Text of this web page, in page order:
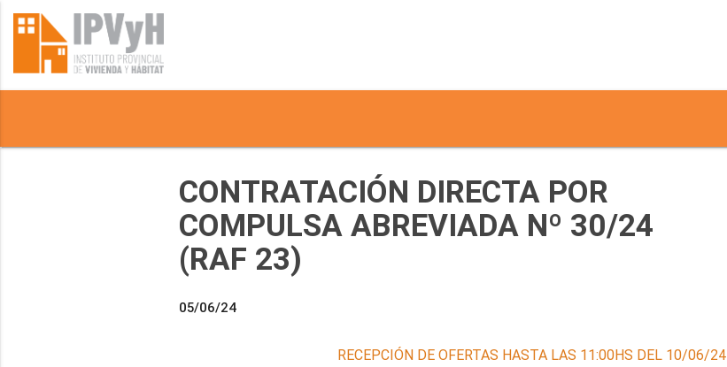
CONTRATACIÓN DIRECTA POR
COMPULSA ABREVIADA Nº 30/24
(RAF 23)
05/06/24
RECEPCIÓN DE OFERTAS HASTA LAS 11:00HS DEL 10/06/24